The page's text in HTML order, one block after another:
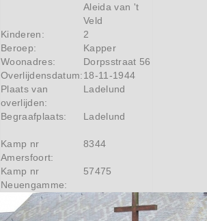
Aleida van 't
Veld
Kinderen:
2
Beroep:
Kapper
Woonadres:
Dorpsstraat 56
Overlijdensdatum:18-11-1944
Plaats van
overlijden:
Ladelund
Begraafplaats: Ladelund
Kamp nr
Amersfoort:
8344
Kamp nr
Neuengamme:
57475